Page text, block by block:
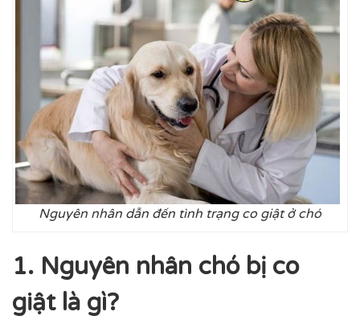
Nguyên nhân dẫn đến tình trạng co giật ở chó
1. Nguyên nhân chó bị co
giật là gì?